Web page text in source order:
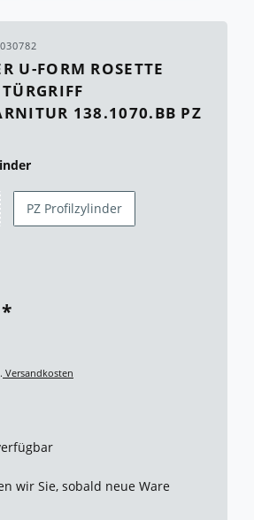
U-FORM ROSETTE
138.1070.BB PZ
PZ Profilzylinder
*
Versandkosten
wir Sie, sobald neue Ware